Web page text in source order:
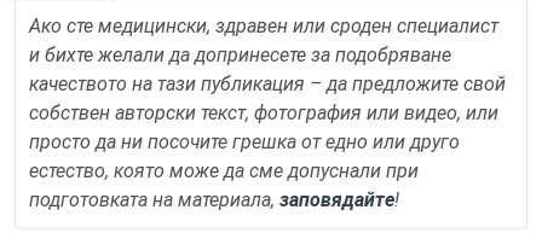
Ако сте медицински, здравен или сроден специалист
и бихте желали да допринесете за подобряване
качеството на тази публикация – да предложите свой
собствен авторски текст, фотография или видео, или
просто да ни посочите грешка от едно или друго
естество, която може да сме допуснали при
подготовката на материала, заповядайте!